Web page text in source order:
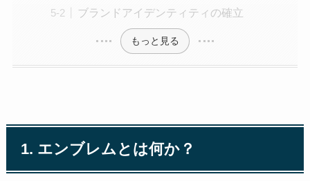
ブランドアイデンティティの確立
もっと見る
1. エンブレムとは何か？